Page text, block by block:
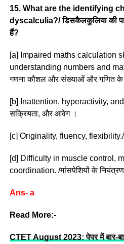
15. What are the identifying
dyscalculia?/ डिसकैलकुलिया की
हैं?
[a] Impaired maths calculation
understanding numbers and
गणना कौशल और संख्याओं और गणित के
[b] Inattention, hyperactivity,
सक्रियता, और आवेग ।
[c] Originality, fluency, flexibility./
[d] Difficulty in muscle control,
coordination. /मांसपेशियों के
Ans- a
Read More:-
CTET August 2023: पेपर में बार-